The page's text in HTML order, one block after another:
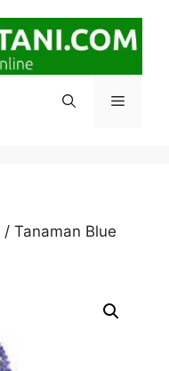
Menu
/ Tanaman Blue